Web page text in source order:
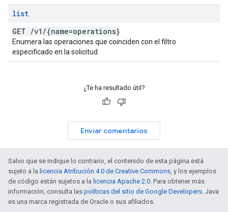
list
GET /v1 /{name=operations}
Enumera las operaciones que coinciden con el filtro
especificado en la solicitud.
¿Te ha resultado útil?
Enviar comentarios
Salvo que se indique lo contrario, el contenido de esta página está
sujeto a la licencia Atribución 4.0 de Creative Commons, y los ejemplos
de código están sujetos a la licencia Apache 2.0. Para obtener más
información, consulta las políticas del sitio de Google Developers. Java
es una marca registrada de Oracle o sus afiliados.